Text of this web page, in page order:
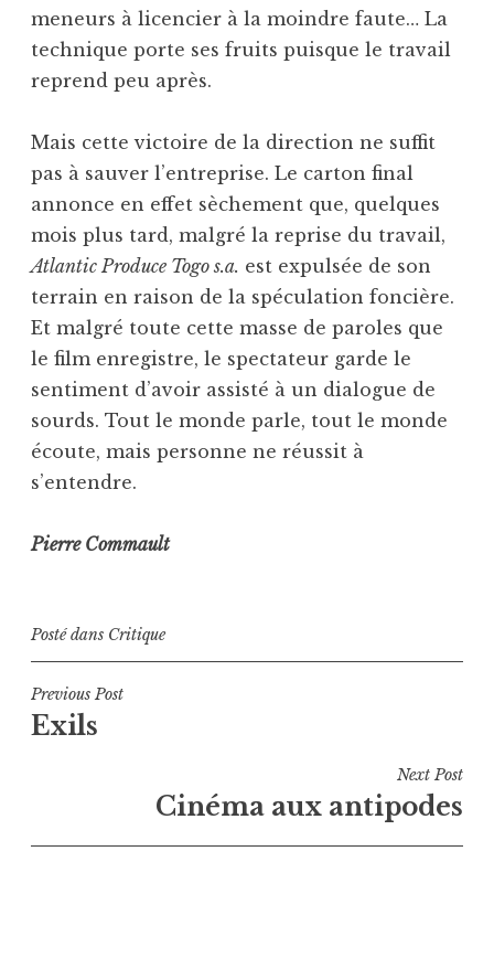
meneurs à licencier à la moindre faute… La
technique porte ses fruits puisque le travail
reprend peu après.
Mais cette victoire de la direction ne suffit
pas à sauver l’entreprise. Le carton final
annonce en effet sèchement que, quelques
mois plus tard, malgré la reprise du travail,
Atlantic Produce Togo s.a. est expulsée de son
terrain en raison de la spéculation foncière.
Et malgré toute cette masse de paroles que
le film enregistre, le spectateur garde le
sentiment d’avoir assisté à un dialogue de
sourds. Tout le monde parle, tout le monde
écoute, mais personne ne réussit à
s’entendre.
Pierre Commault
Posté dans Critique
Navigation
de
Previous Post
Exils
Next Post
Cinéma aux antipodes